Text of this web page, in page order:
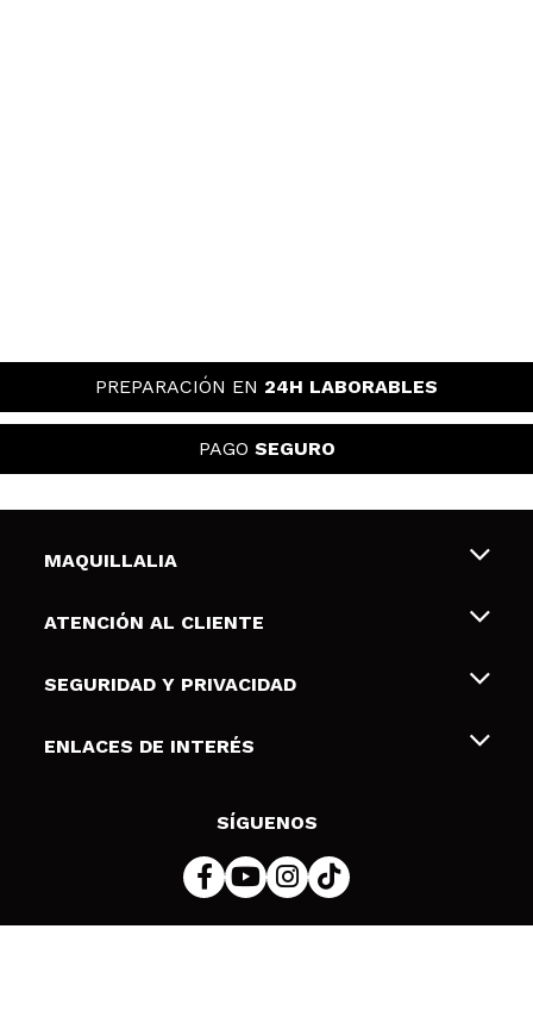
PREPARACIÓN EN 24H LABORABLES
PAGO SEGURO
MAQUILLALIA
Sobre nosotros
Tarjetas de Regalo
ATENCIÓN AL CLIENTE
Envíos y devoluciones
Formas de pago
SEGURIDAD Y PRIVACIDAD
Terminos y condiciones de uso
Política de cookies
ENLACES DE INTERÉS
SÍGUENOS